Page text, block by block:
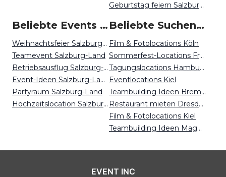
Geburtstag feiern Salzburg-Land
Beliebte Events in Salzburg Land
Weihnachtsfeier Salzburg-Land
Teamevent Salzburg-Land
Betriebsausflug Salzburg-Land
Event-Ideen Salzburg-Land
Partyraum Salzburg-Land
Hochzeitslocation Salzburg-Land
Beliebte Suchen auf Event Inc
Film & Fotolocations Köln
Sommerfest-Locations Frankfurt
Tagungslocations Hamburg
Eventlocations Kiel
Teambuilding Ideen Bremen
Restaurant mieten Dresden
Film & Fotolocations Kiel
Teambuilding Ideen Magdeburg
EVENT INC